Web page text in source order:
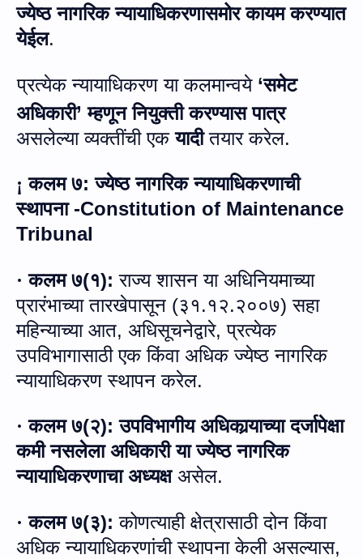
ज्‍येष्‍ठ नागरिक न्यायाधिकरणासमोर कायम करण्यात
येईल.
प्रत्येक न्यायाधिकरण या कलमान्वये ‘समेट
अधिकारी’ म्हणून नियुक्ती करण्यास पात्र
असलेल्या व्यक्तींची एकयादीतयार करेल.
¡ कलम ७: ज्‍येष्‍ठ नागरिक न्यायाधिकरणाची
स्थापना -Constitution of Maintenance
Tribunal
· कलम ७(१): राज्य शासन या अधिनियमाच्या
प्रारंभाच्या तारखेपासून (३१.१२.२००७)सहा
महिन्याच्या आत, अधिसूचनेद्वारे,प्रत्येक
उपविभागासाठी एक किंवा अधिक ज्‍येष्‍ठ नागरिक
न्यायाधिकरण स्थापन करेल.
· कलम ७(२): उपविभागीय अधिकार्‍याच्या दर्जापेक्षा
कमी नसलेला अधिकारी या ज्‍येष्‍ठ नागरिक
न्यायाधिकरणाचा अध्यक्षअसेल.
· कलम ७(३): कोणत्याही क्षेत्रासाठी दोन किंवा
अधिक न्यायाधिकरणांची स्थापना केली असल्यास,